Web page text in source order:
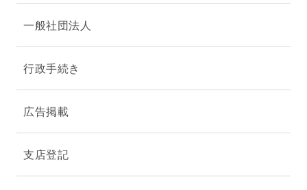
一般社団法人
行政手続き
広告掲載
支店登記